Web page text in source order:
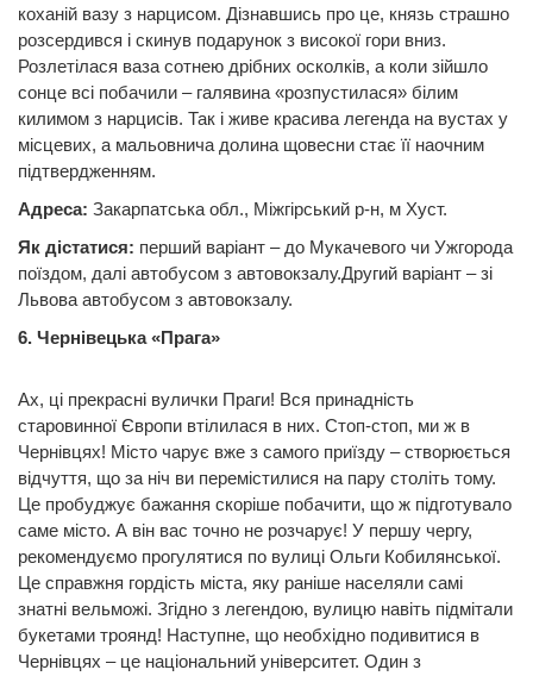
коханій вазу з нарцисом. Дізнавшись про це, князь страшно
розсердився і скинув подарунок з високої гори вниз.
Розлетілася ваза сотнею дрібних осколків, а коли зійшло
сонце всі побачили – галявина «розпустилася» білим
килимом з нарцисів. Так і живе красива легенда на вустах у
місцевих, а мальовнича долина щовесни стає її наочним
підтвердженням.
Адреса: Закарпатська обл., Міжгірський р-н, м Хуст.
Як дістатися: перший варіант – до Мукачевого чи Ужгорода
поїздом, далі автобусом з автовокзалу.Другий варіант – зі
Львова автобусом з автовокзалу.
6. Чернівецька «Прага»
Ах, ці прекрасні вулички Праги! Вся принадність
старовинної Європи втілилася в них. Стоп-стоп, ми ж в
Чернівцях! Місто чарує вже з самого приїзду – створюється
відчуття, що за ніч ви перемістилися на пару століть тому.
Це пробуджує бажання скоріше побачити, що ж підготувало
саме місто. А він вас точно не розчарує! У першу чергу,
рекомендуємо прогулятися по вулиці Ольги Кобилянської.
Це справжня гордість міста, яку раніше населяли самі
знатні вельможі. Згідно з легендою, вулицю навіть підмітали
букетами троянд! Наступне, що необхідно подивитися в
Чернівцях – це національний університет. Один з